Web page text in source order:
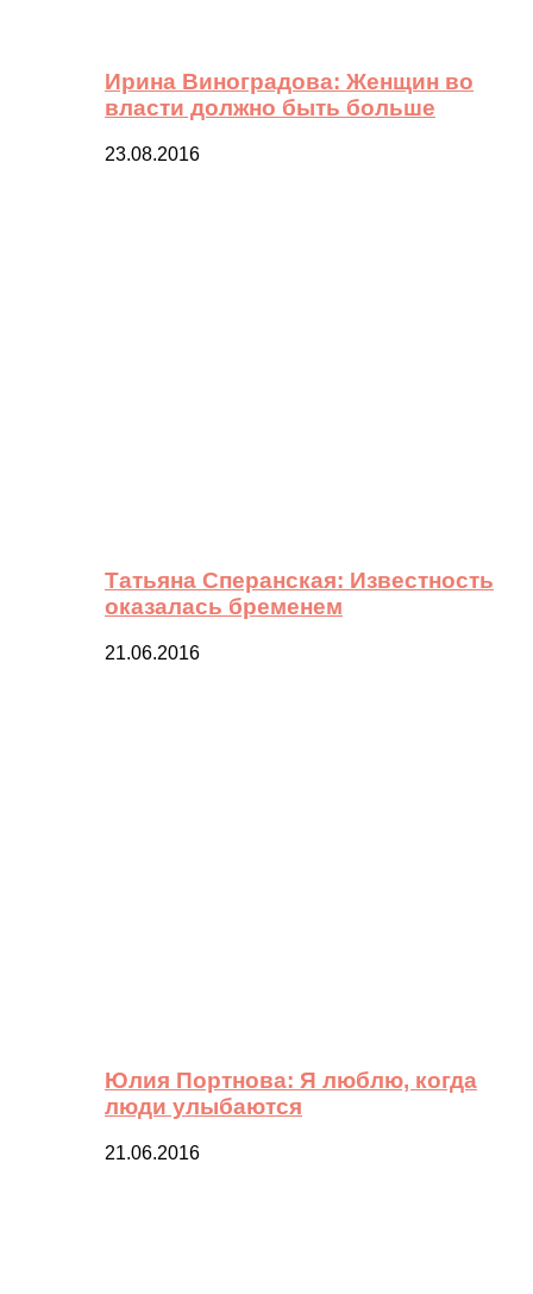
Ирина Виноградова: Женщин во
власти должно быть больше
23.08.2016
Татьяна Сперанская: Известность
оказалась бременем
21.06.2016
Юлия Портнова: Я люблю, когда
люди улыбаются
21.06.2016